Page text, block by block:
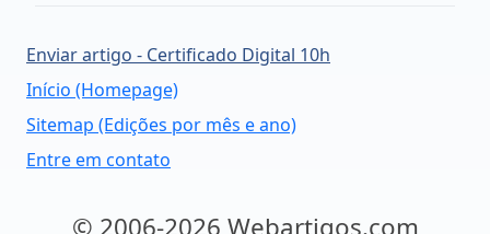
Enviar artigo - Certificado Digital 10h
Início (Homepage)
Sitemap (Edições por mês e ano)
Entre em contato
© 2006-2026 Webartigos.com